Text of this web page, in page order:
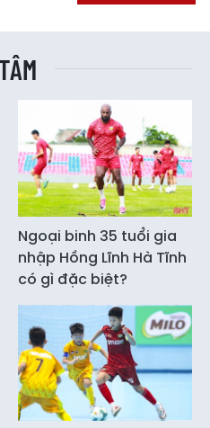
Ngoại binh 35 tuổi gia
nhập Hồng Lĩnh Hà Tĩnh
có gì đặc biệt?